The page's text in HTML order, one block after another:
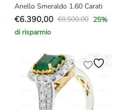
Anello Smeraldo 1.60 Carati
€8.500,00
Il
prezzo
€8.500,00.
€6.390,00
Il
prezzo
€6.390,00.
25%
di risparmio